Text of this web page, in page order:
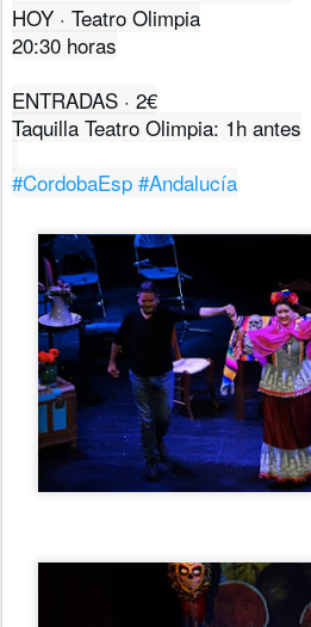
20:30 horas
ENTRADAS · 2€
Taquilla Teatro Olimpia: 1h antes
#CordobaEsp #Andalucía